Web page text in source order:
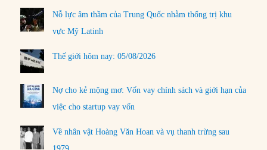
Nỗ lực âm thầm của Trung Quốc nhằm thống trị khu
vực Mỹ Latinh
Thế giới hôm nay: 05/08/2026
Nợ cho kẻ mộng mơ: Vốn vay chính sách và giới hạn của
việc cho startup vay vốn
Về nhân vật Hoàng Văn Hoan và vụ thanh trừng sau